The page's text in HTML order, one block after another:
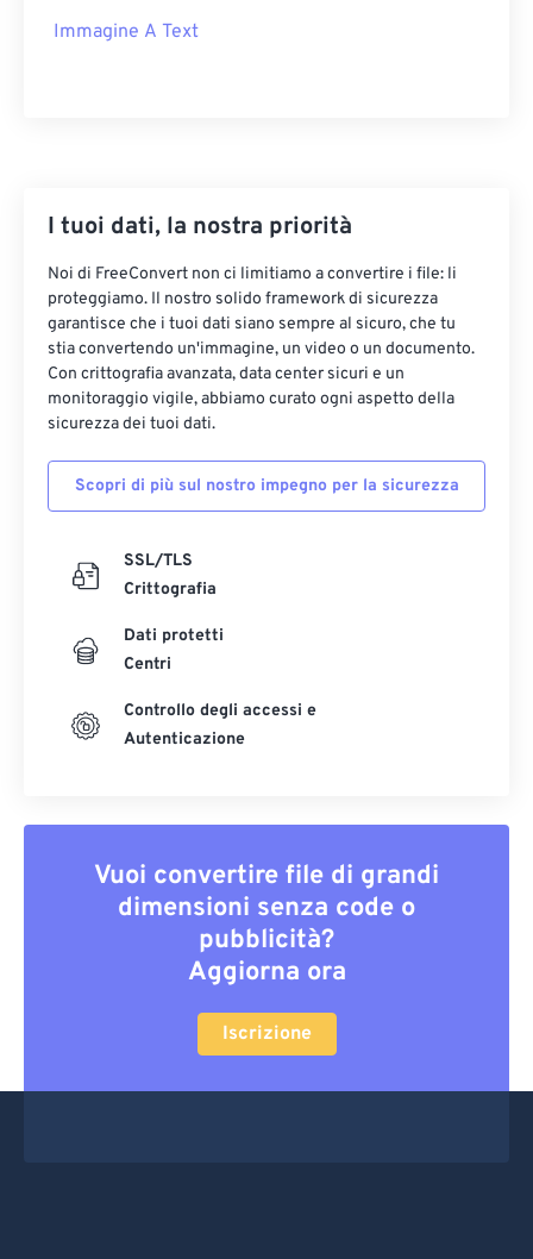
Immagine A Text
I tuoi dati, la nostra priorità
Noi di FreeConvert non ci limitiamo a convertire i file: li
proteggiamo. Il nostro solido framework di sicurezza
garantisce che i tuoi dati siano sempre al sicuro, che tu
stia convertendo un'immagine, un video o un documento.
Con crittografia avanzata, data center sicuri e un
monitoraggio vigile, abbiamo curato ogni aspetto della
sicurezza dei tuoi dati.
Scopri di più sul nostro impegno per la sicurezza
SSL/TLS
Crittografia
Dati protetti
Centri
Controllo degli accessi e
Autenticazione
Vuoi convertire file di grandi
dimensioni senza code o
pubblicità?
Aggiorna ora
Iscrizione